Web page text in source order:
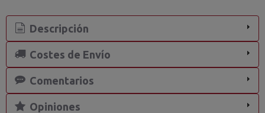
Descripción
Costes de Envío
Comentarios
Opiniones